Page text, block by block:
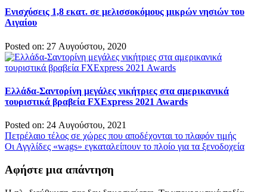
Ενισχύσεις 1,8 εκατ. σε μελισσοκόμους μικρών νησιών του
Αιγαίου
Posted on: 27 Αυγούστου, 2020
Ελλάδα-Σαντορίνη μεγάλες νικήτριες στα αμερικανικά
τουριστικά βραβεία FXExpress 2021 Awards
Posted on: 24 Αυγούστου, 2021
Πλοήγηση
άρθρων
Πετρέλαιο τέλος σε χώρες που αποδέχονται το πλαφόν τιμής
Οι Αγγλίδες «wags» εγκαταλείπουν το πλοίο για τα ξενοδοχεία
Αφήστε μια απάντηση